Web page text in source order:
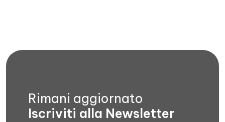
Rimani aggiornato
Iscriviti alla Newsletter